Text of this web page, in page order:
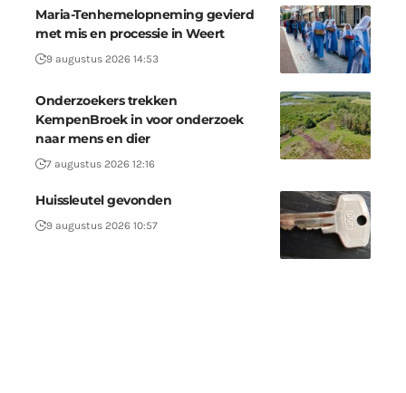
Maria-Tenhemelopneming gevierd
met mis en processie in Weert
9 augustus 2026 14:53
Onderzoekers trekken
KempenBroek in voor onderzoek
naar mens en dier
7 augustus 2026 12:16
Huissleutel gevonden
9 augustus 2026 10:57